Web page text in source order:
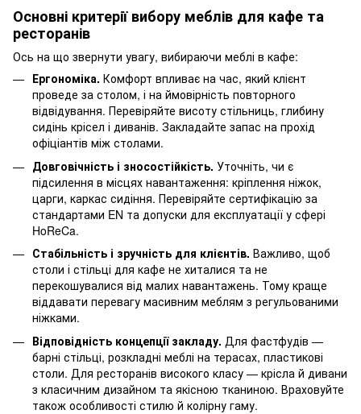
Основні критерії вибору меблів для кафе та
ресторанів
Ось на що звернути увагу, вибираючи меблі в кафе:
Ергономіка. Комфорт впливає на час, який клієнт
проведе за столом, і на ймовірність повторного
відвідування. Перевіряйте висоту стільниць, глибину
сидінь крісел і диванів. Закладайте запас на прохід
офіціантів між столами.
Довговічність і зносостійкість. Уточніть, чи є
підсилення в місцях навантаження: кріплення ніжок,
царги, каркас сидіння. Перевіряйте сертифікацію за
стандартами EN та допуски для експлуатації у сфері
HoReCa.
Стабільність і зручність для клієнтів. Важливо, щоб
столи і стільці для кафе не хиталися та не
перекошувалися від малих навантажень. Тому краще
віддавати перевагу масивним меблям з регульованими
ніжками.
Відповідність концепції закладу. Для фастфудів —
барні стільці, розкладні меблі на терасах, пластикові
столи. Для ресторанів високого класу — крісла й дивани
з класичним дизайном та якісною тканиною. Враховуйте
також особливості стилю й колірну гаму.